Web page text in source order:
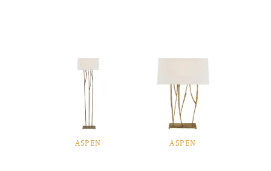
ASPEN ASPEN